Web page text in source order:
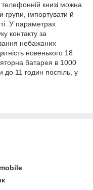
книзі можна
групи, імпортувати й
У параметрах
контакту за
небажаних
новенького 18
батарея в 1000
до 11 годин поспіль, у